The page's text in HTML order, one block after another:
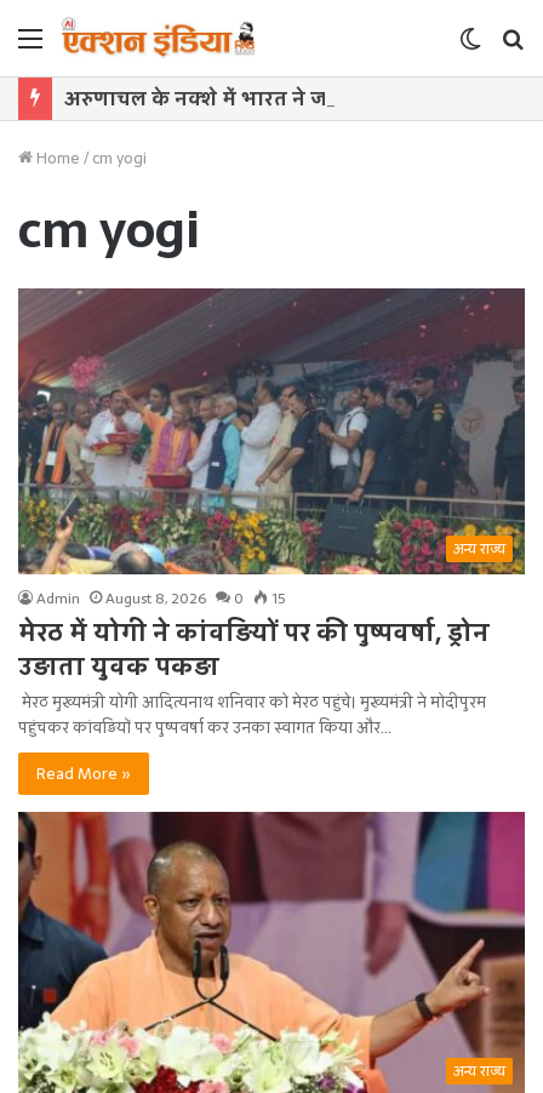
Menu
Switch
skin
Home/cm yogi
cm yogi
अन्य राज्य
Admin August 8, 2026 0 15
मेरठ में योगी ने कांवड़ियों पर की पुष्पवर्षा, ड्रोन
उड़ाता युवक पकड़ा
मेरठ मुख्यमंत्री योगी आदित्यनाथ शनिवार को मेरठ पहुंचे। मुख्यमंत्री ने मोदीपुरम
पहुंचकर कांवड़ियों पर पुष्पवर्षा कर उनका स्वागत किया और…
Read More »
अन्य राज्य